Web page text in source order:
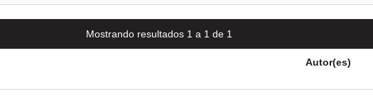
Mostrando resultados 1 a 1 de 1
Autor(es)